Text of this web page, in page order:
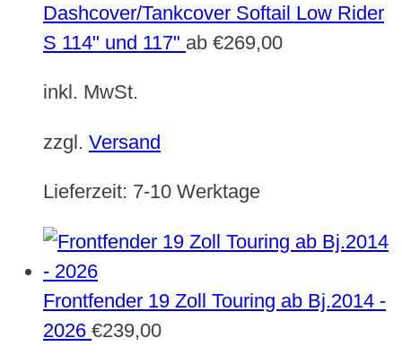
Dashcover/Tankcover Softail Low Rider
S 114" und 117" ab €269,00
inkl. MwSt.
zzgl. Versand
Lieferzeit: 7-10 Werktage
Frontfender 19 Zoll Touring ab Bj.2014 -
2026 €239,00